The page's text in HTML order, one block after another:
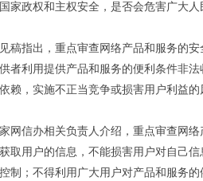
家政权和主权安全，是否会危害广大
指出，重点审查网络产品和服务的安
者利用提供产品和服务的便利条件非
赖，实施不正当竞争或损害用户利益的
信办相关负责人介绍，重点审查网络
取用户的信息，不能损害用户对自己
制；不得利用广大用户对产品和服务